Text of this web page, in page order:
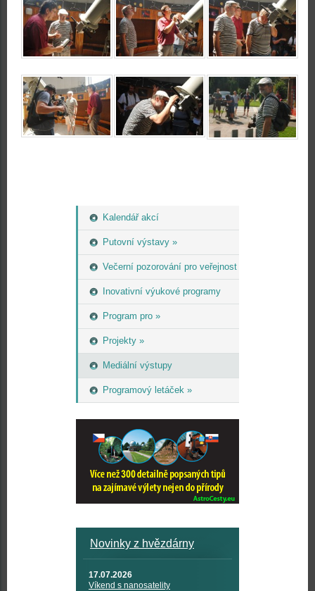
Kalendář akcí
Putovní výstavy »
Večerní pozorování pro veřejnost
Inovativní výukové programy
Program pro »
Projekty »
Mediální výstupy
Programový letáček »
Novinky z hvězdárny
17.07.2026
Víkend s nanosatelity